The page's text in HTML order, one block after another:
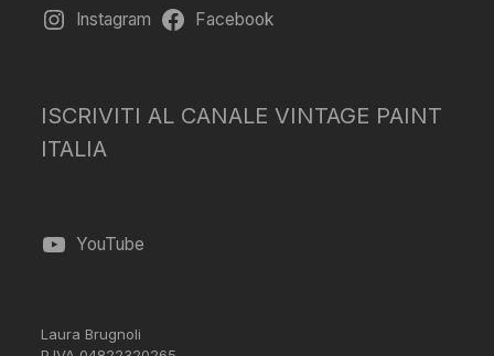
Instagram Facebook
ISCRIVITI AL CANALE VINTAGE PAINT
ITALIA
YouTube
Laura Brugnoli